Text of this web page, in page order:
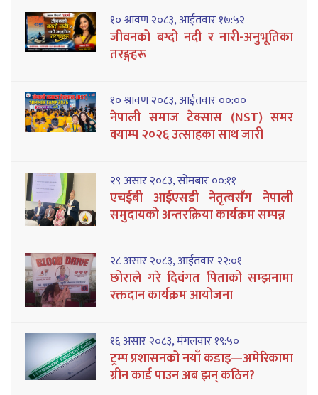
१० श्रावण २०८३, आईतवार १७:५२
जीवनको बग्दो नदी र नारी-अनुभूतिका
तरङ्गहरू
१० श्रावण २०८३, आईतवार ००:००
नेपाली समाज टेक्सास (NST) समर
क्याम्प २०२६ उत्साहका साथ जारी
२९ असार २०८३, सोमबार ००:११
एचईबी आईएसडी नेतृत्वसँग नेपाली
समुदायको अन्तरक्रिया कार्यक्रम सम्पन्न
२८ असार २०८३, आईतवार २२:०१
छोराले गरे दिवंगत पिताको सम्झनामा
रक्तदान कार्यक्रम आयोजना
१६ असार २०८३, मंगलवार १९:५०
ट्रम्प प्रशासनको नयाँ कडाइ—अमेरिकामा
ग्रीन कार्ड पाउन अब झन् कठिन?